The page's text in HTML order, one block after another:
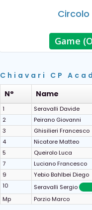
Circolo
Game
Chiavari CP
N°
Name
1
Seravalli Davide
2
Peirano Giovanni
3
Ghisilieri Francesco
4
Nicatore Matteo
5
Queirolo Luca
7
Luciano Francesco
9
Yebio Bahlbei Diego
10
Seravalli Sergio
Mp
Porzio Marco